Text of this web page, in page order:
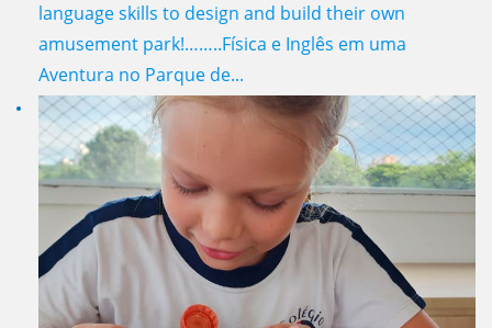
language skills to design and build their own
amusement park!……..Física e Inglês em uma
Aventura no Parque de...